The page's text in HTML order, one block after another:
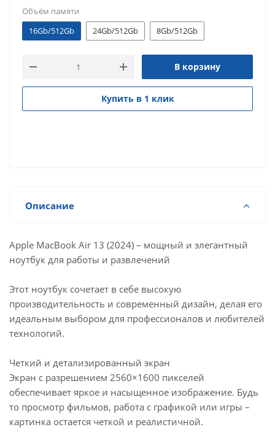
Объём памяти
16Gb/512Gb
24Gb/512Gb 8Gb/512Gb
В корзину
Купить в 1 клик
Описание
Apple MacBook Air 13 (2024) – мощный и элегантный
ноутбук для работы и развлечений
Этот ноутбук сочетает в себе высокую
производительность и современный дизайн, делая его
идеальным выбором для профессионалов и любителей
технологий.
Четкий и детализированный экран
Экран с разрешением 2560×1600 пикселей
обеспечивает яркое и насыщенное изображение. Будь
то просмотр фильмов, работа с графикой или игры –
картинка остается четкой и реалистичной.